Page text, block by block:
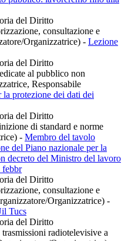
del Diritto
consultazione e
Organizzatrice) - Lezione
del Diritto
al pubblico non
Responsabile
protezione dei dati dei
del Diritto
di standard e norme
- Membro del tavolo
del Piano nazionale per la
decreto del Ministro del lavoro
febbr
del Diritto
consultazione e
Organizzatrice) -
Tucs
del Diritto
radiotelevisive a